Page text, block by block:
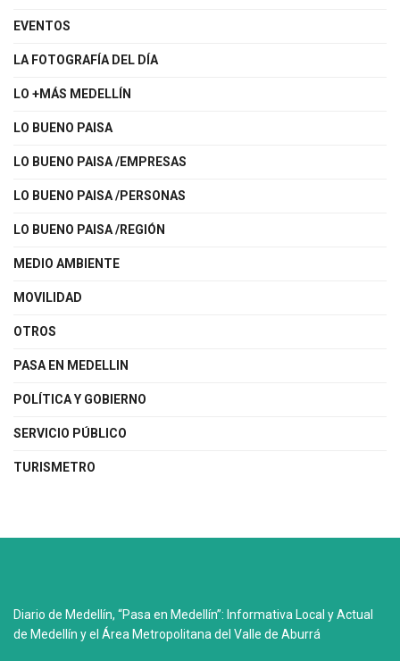
EVENTOS
LA FOTOGRAFÍA DEL DÍA
LO +MÁS MEDELLÍN
LO BUENO PAISA
LO BUENO PAISA /EMPRESAS
LO BUENO PAISA /PERSONAS
LO BUENO PAISA /REGIÓN
MEDIO AMBIENTE
MOVILIDAD
OTROS
PASA EN MEDELLIN
POLÍTICA Y GOBIERNO
SERVICIO PÚBLICO
TURISMETRO
Diario de Medellín, “Pasa en Medellín”: Informativa Local y Actual
de Medellín y el Área Metropolitana del Valle de Aburrá